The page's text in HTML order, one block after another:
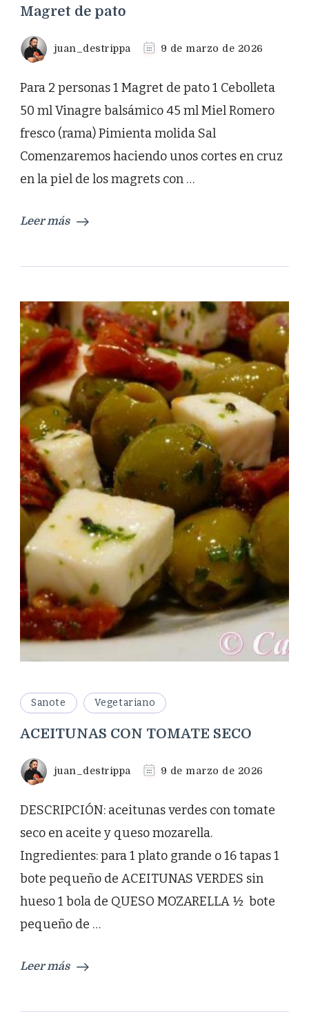
Magret de pato
juan_destrippa 9 de marzo de 2026
Para 2 personas 1 Magret de pato 1 Cebolleta
50 ml Vinagre balsámico 45 ml Miel Romero
fresco (rama) Pimienta molida Sal
Comenzaremos haciendo unos cortes en cruz
en la piel de los magrets con …
Leer más
Sanote Vegetariano
ACEITUNAS CON TOMATE SECO
juan_destrippa 9 de marzo de 2026
DESCRIPCIÓN: aceitunas verdes con tomate
seco en aceite y queso mozarella.
Ingredientes: para 1 plato grande o 16 tapas 1
bote pequeño de ACEITUNAS VERDES sin
hueso 1 bola de QUESO MOZARELLA ½ bote
pequeño de …
Leer más